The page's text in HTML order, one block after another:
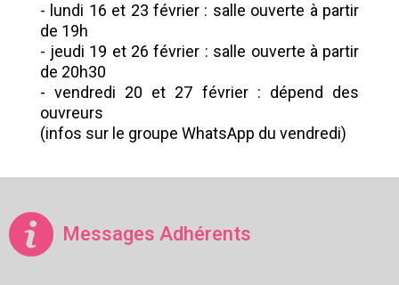
- lundi 16 et 23 février : salle ouverte à partir
de 19h
- jeudi 19 et 26 février : salle ouverte à partir
de 20h30
- vendredi 20 et 27 février : dépend des
ouvreurs
(infos sur le groupe WhatsApp du vendredi)
Messages Adhérents